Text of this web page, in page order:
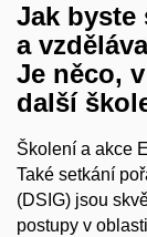
Jak byste
a
Je něco,
další
Školení a akce
Také setkání
(DSIG) jsou
postupy v